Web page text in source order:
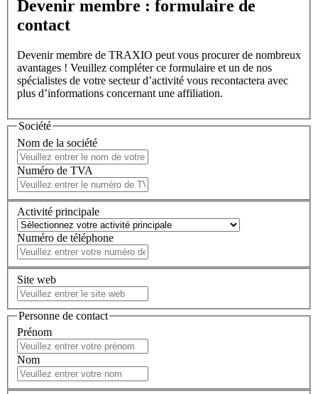
Devenir membre : formulaire de
contact
Devenir membre de TRAXIO peut vous procurer de nombreux
avantages ! Veuillez compléter ce formulaire et un de nos
spécialistes de votre secteur d’activité vous recontactera avec
plus d’informations concernant une affiliation.
Société
Nom de la société
Numéro de TVA
Activité principale
Numéro de téléphone
Site web
Personne de contact
Prénom
Nom